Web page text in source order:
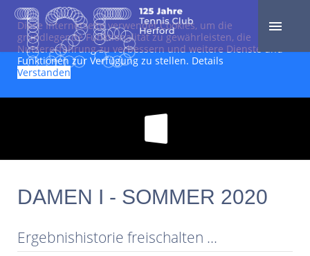
Diese Internetseite verwendet Cookies, um die
grundlegende Funktionalität zu gewährleisten, die
Nutzererfahrung zu verbessern und weitere Dienste und
Funktionen zur Verfügung zu stellen. Details
Verstanden
DAMEN I - SOMMER 2020
Ergebnishistorie freischalten ...